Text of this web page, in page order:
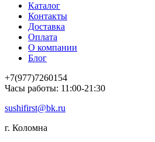
Каталог
Контакты
Доставка
Оплата
О компании
Блог
+7(977)7260154
Часы работы: 11:00-21:30
sushifirst@bk.ru
г. Коломна